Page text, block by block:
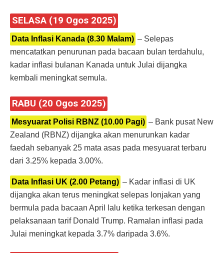
SELASA (19 Ogos 2025)
Data Inflasi Kanada (8.30 Malam) – Selepas
mencatatkan penurunan pada bacaan bulan terdahulu,
kadar inflasi bulanan Kanada untuk Julai dijangka
kembali meningkat semula.
RABU (20 Ogos 2025)
Mesyuarat Polisi RBNZ (10.00 Pagi) – Bank pusat New
Zealand (RBNZ) dijangka akan menurunkan kadar
faedah sebanyak 25 mata asas pada mesyuarat terbaru
dari 3.25% kepada 3.00%.
Data Inflasi UK (2.00 Petang) – Kadar inflasi di UK
dijangka akan terus meningkat selepas lonjakan yang
bermula pada bacaan April lalu ketika terkesan dengan
pelaksanaan tarif Donald Trump. Ramalan inflasi pada
Julai meningkat kepada 3.7% daripada 3.6%.